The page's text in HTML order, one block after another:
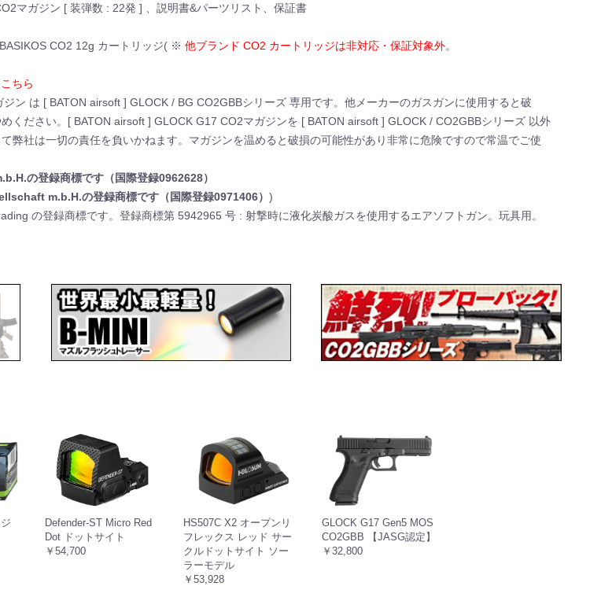
マガジン [ 装弾数 : 22発 ] 、説明書&パーツリスト、保証書
CO2 12g カートリッジ( ※ 他ブランド CO2 カートリッジは非対応・保証対象外。
こちら
ン は [ BATON airsoft ] GLOCK / BG CO2GBBシリーズ 専用です。他メーカーのガスガンに使用すると破
ください。[ BATON airsoft ] GLOCK G17 CO2マガジンを [ BATON airsoft ] GLOCK / CO2GBBシリーズ 以外
弊社は一切の責任を負いかねます。マガジンを温めると破損の可能性があり非常に危険ですので常温でご使
の登録商標です（国際登録0962628）
m.b.H.の登録商標です（国際登録0971406） )
の登録商標です。登録商標第 5942965 号 : 射撃時に液化炭酸ガスを使用するエアソフトガン。玩具用。
Defender-ST Micro Red
Dot ドットサイト
￥54,700
HS507C X2 オープンリ
フレックス レッド サー
クルドットサイト ソー
ラーモデル
￥53,928
GLOCK G17 Gen5 MOS
CO2GBB 【JASG認定】
￥32,800